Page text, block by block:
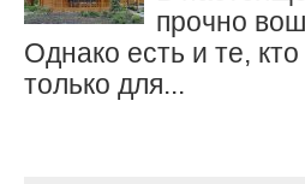
прочно
Однако есть и те,
только для...